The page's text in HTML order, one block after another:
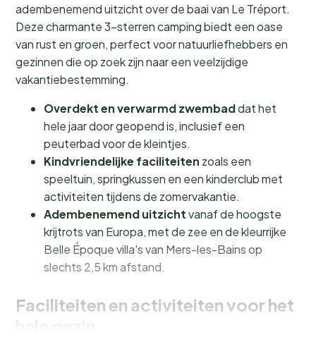
adembenemend uitzicht over de baai van Le Tréport.
Deze charmante 3-sterren camping biedt een oase
van rust en groen, perfect voor natuurliefhebbers en
gezinnen die op zoek zijn naar een veelzijdige
vakantiebestemming.
Overdekt en verwarmd zwembaddat het
hele jaar door geopend is, inclusief een
peuterbad voor de kleintjes.
Kindvriendelijke faciliteiten zoals een
speeltuin, springkussen en een kinderclub met
activiteiten tijdens de zomervakantie.
Adembenemend uitzichtvanaf de hoogste
krijtrots van Europa, met de zee en de kleurrijke
Belle Époque villa's van Mers-les-Bains op
slechts 2,5 km afstand.
Faciliteiten en activiteiten voor het
hele gezin